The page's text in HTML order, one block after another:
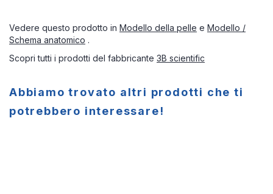
Vedere questo prodotto in Modello della pelle e Modello /
Schema anatomico .
Scopri tutti i prodotti del fabbricante 3B scientific
Abbiamo trovato altri prodotti che ti
potrebbero interessare!